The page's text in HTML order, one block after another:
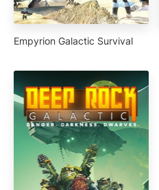
Empyrion Galactic Survival